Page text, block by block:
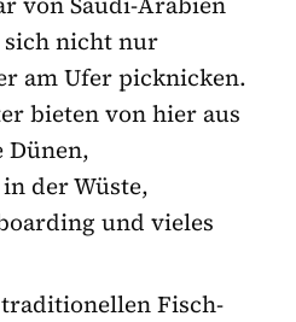
nicht nur
am Ufer picknicken.
bieten von hier aus
Dünen,
der Wüste,
und vieles
Fisch-